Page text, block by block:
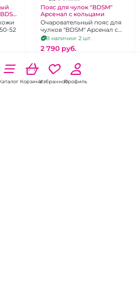
52
Пояс для чулок "BDSM"
Арсенал с кольцами
Очаровательный пояс для
чулков "BDSM" Арсенал с
кольцами
В наличии: 2 шт.
2 790 pуб.
В корзину
КорзинаИзбранноеПрофиль